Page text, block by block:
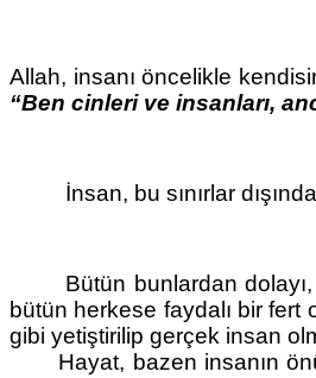
Allah, insanı öncelikle
“Ben cinleri ve insanları,
İnsan, bu sınırlar
Bütün bunlardan
bütün herkese faydalı bir fert
gibi yetiştirilip gerçek insan
Hayat, bazen insanın